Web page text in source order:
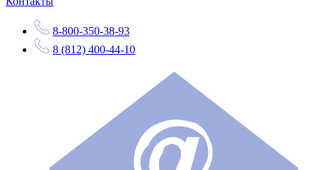
8-800-350-38-93
8 (812) 400-44-10